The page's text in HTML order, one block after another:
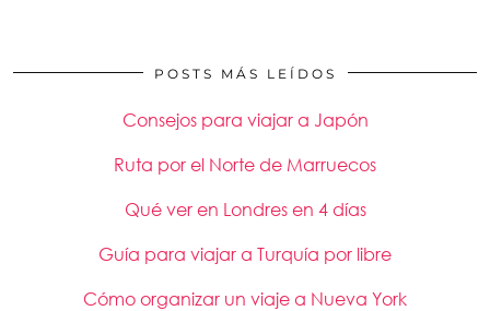
POSTS MÁS LEÍDOS
Consejos para viajar a Japón
Ruta por el Norte de Marruecos
Qué ver en Londres en 4 días
Guía para viajar a Turquía por libre
Cómo organizar un viaje a Nueva York